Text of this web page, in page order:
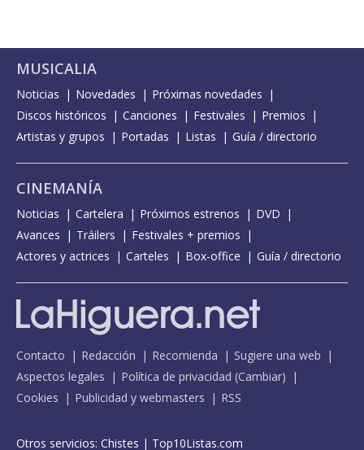
MUSICALIA
Noticias Novedades
Próximas novedades
Discos históricos
Canciones Festivales
Premios
Artistas y grupos
Portadas Listas Guía / directorio
CINEMANÍA
Noticias Cartelera Próximos estrenos
DVD
Avances
Tráilers
Festivales + premios
Actores y actrices
Carteles Box-office Guía / directorio
Contacto Redacción Recomienda
Sugiere una web
Aspectos legales
Política de privacidad (Cambiar)
Cookies
Publicidad y webmasters RSS
Otros servicios: Chistes | Top10Listas.com